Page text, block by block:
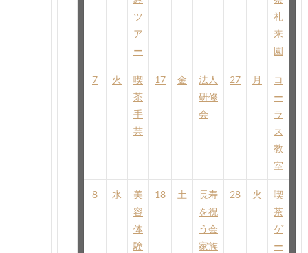
ツ
ア
ー
礼
来
園
7 火
喫
茶
手
芸
17 金
法人
研修
会
27 月
コ
ー
ラ
ス
教
室
8 水
美
容
体
験
18 土
長寿
を祝
う会
家族
28 火
喫
茶
ゲ
ー